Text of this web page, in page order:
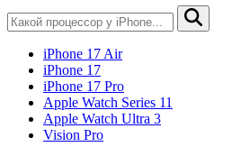
iPhone 17 Air
iPhone 17
iPhone 17 Pro
Apple Watch Series 11
Apple Watch Ultra 3
Vision Pro